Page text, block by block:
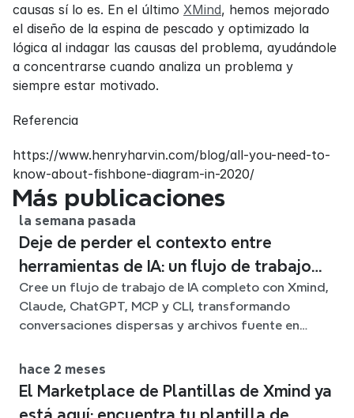
causas sí lo es. En el último XMind, hemos mejorado
el diseño de la espina de pescado y optimizado la
lógica al indagar las causas del problema, ayudándole
a concentrarse cuando analiza un problema y
siempre estar motivado.
Referencia
https://www.henryharvin.com/blog/all-you-need-to-
know-about-fishbone-diagram-in-2020/
Más publicaciones
la semana pasada
Deje de perder el contexto entre
herramientas de IA: un flujo de trabajo
conectado con Xmind
Cree un flujo de trabajo de IA completo con Xmind,
Claude, ChatGPT, MCP y CLI, transformando
conversaciones dispersas y archivos fuente en
hace 2 meses
El Marketplace de Plantillas de Xmind ya